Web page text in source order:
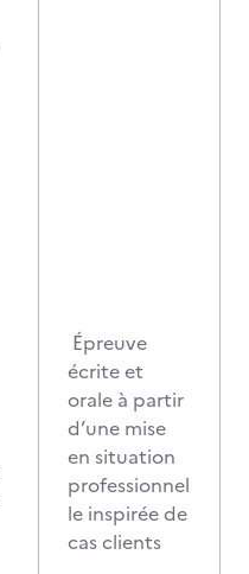
Épreuve
écrite et
orale à partir
d’une mise
en situation
professionnel
le inspirée de
cas clients